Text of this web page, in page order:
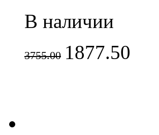
В наличии
3755.00 1877.50